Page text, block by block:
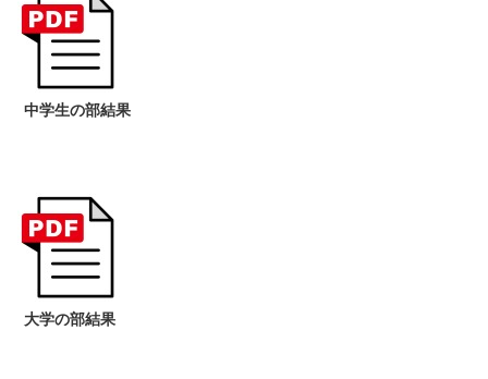
中学生の部結果
大学の部結果